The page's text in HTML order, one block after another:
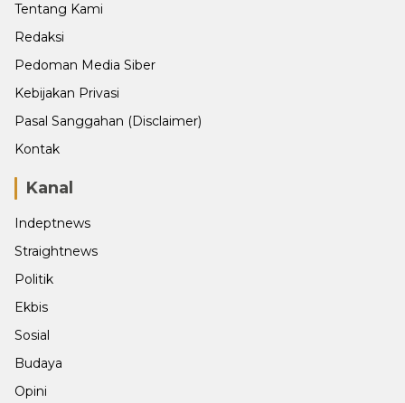
Tentang Kami
Redaksi
Pedoman Media Siber
Kebijakan Privasi
Pasal Sanggahan (Disclaimer)
Kontak
Kanal
Indeptnews
Straightnews
Politik
Ekbis
Sosial
Budaya
Opini